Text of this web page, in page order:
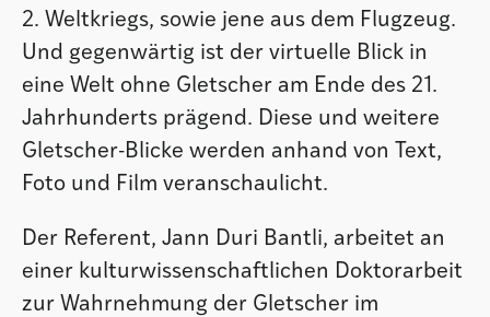
2. Weltkriegs, sowie jene aus dem Flugzeug.
Und gegenwärtig ist der virtuelle Blick in
eine Welt ohne Gletscher am Ende des 21.
Jahrhunderts prägend. Diese und weitere
Gletscher-Blicke werden anhand von Text,
Foto und Film veranschaulicht.
Der Referent, Jann Duri Bantli, arbeitet an
einer kulturwissenschaftlichen Doktorarbeit
zur Wahrnehmung der Gletscher im